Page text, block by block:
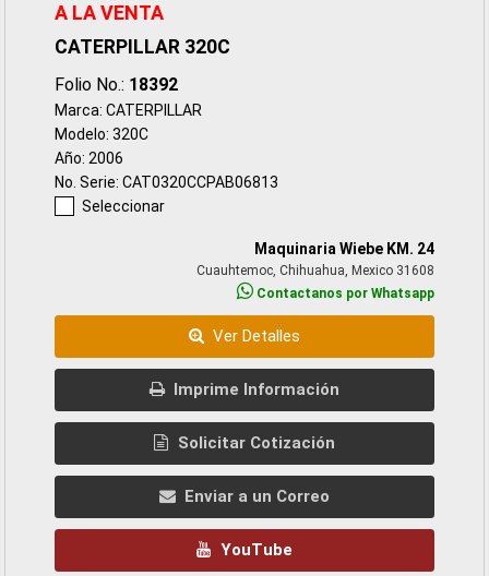
A LA VENTA
CATERPILLAR 320C
Folio No.: 18392
Marca: CATERPILLAR
Modelo: 320C
Año: 2006
No. Serie: CAT0320CCPAB06813
Seleccionar
Maquinaria Wiebe KM. 24
Cuauhtemoc, Chihuahua, Mexico 31608
Contactanos por Whatsapp
Ver Detalles
Imprime Información
Solicitar Cotización
Enviar a un Correo
YouTube